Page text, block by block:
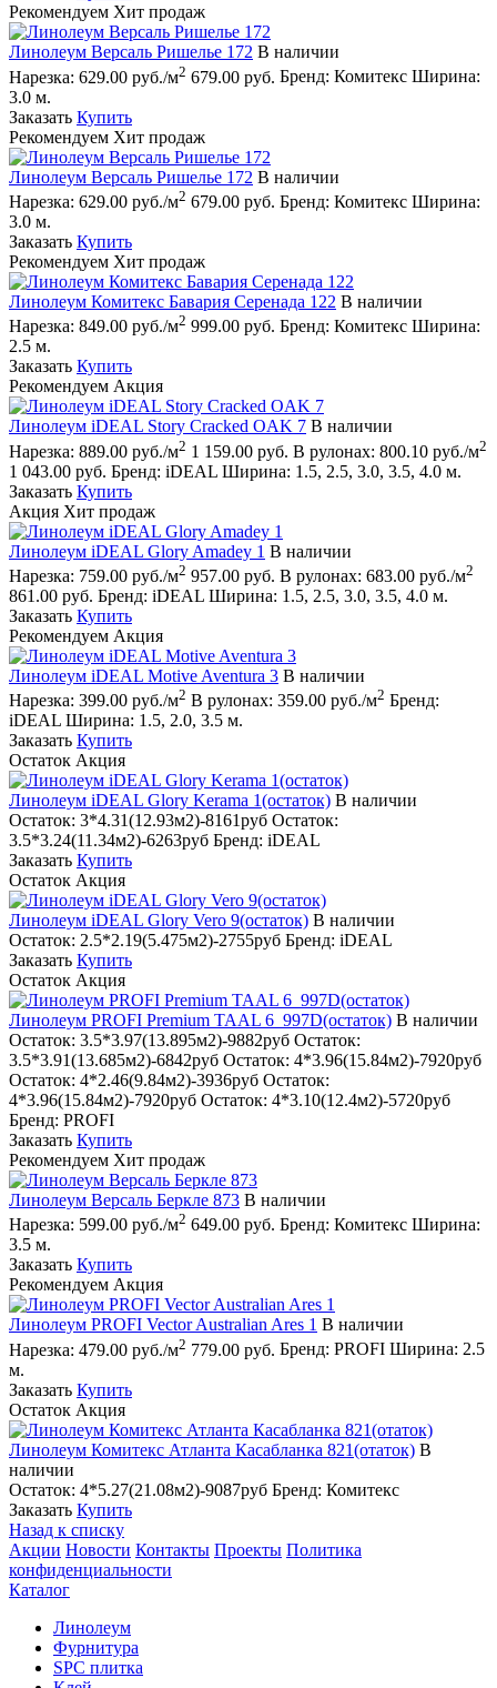
Рекомендуем Хит продаж
Линолеум Версаль Ришелье 172 В наличии
Нарезка: 629.00 руб./м2 679.00 руб. Бренд: Комитекс Ширина:
3.0 м.
Заказать Купить
Рекомендуем Хит продаж
Линолеум Версаль Ришелье 172 В наличии
Нарезка: 629.00 руб./м2 679.00 руб. Бренд: Комитекс Ширина:
3.0 м.
Заказать Купить
Рекомендуем Хит продаж
Линолеум Комитекс Бавария Серенада 122 В наличии
Нарезка: 849.00 руб./м2 999.00 руб. Бренд: Комитекс Ширина:
2.5 м.
Заказать Купить
Рекомендуем Акция
Линолеум iDEAL Story Cracked OAK 7 В наличии
Нарезка: 889.00 руб./м2 1 159.00 руб. В рулонах: 800.10 руб./м2
1 043.00 руб. Бренд: iDEAL Ширина: 1.5, 2.5, 3.0, 3.5, 4.0 м.
Заказать Купить
Акция Хит продаж
Линолеум iDEAL Glory Amadey 1 В наличии
Нарезка: 759.00 руб./м2 957.00 руб. В рулонах: 683.00 руб./м2
861.00 руб. Бренд: iDEAL Ширина: 1.5, 2.5, 3.0, 3.5, 4.0 м.
Заказать Купить
Рекомендуем Акция
Линолеум iDEAL Motive Aventura 3 В наличии
Нарезка: 399.00 руб./м2 В рулонах: 359.00 руб./м2 Бренд:
iDEAL Ширина: 1.5, 2.0, 3.5 м.
Заказать Купить
Остаток Акция
Линолеум iDEAL Glory Kerama 1(остаток) В наличии
Остаток: 3*4.31(12.93м2)-8161руб Остаток:
3.5*3.24(11.34м2)-6263руб Бренд: iDEAL
Заказать Купить
Остаток Акция
Линолеум iDEAL Glory Vero 9(остаток) В наличии
Остаток: 2.5*2.19(5.475м2)-2755руб Бренд: iDEAL
Заказать Купить
Остаток Акция
Линолеум PROFI Premium TAAL 6_997D(остаток) В наличии
Остаток: 3.5*3.97(13.895м2)-9882руб Остаток:
3.5*3.91(13.685м2)-6842руб Остаток: 4*3.96(15.84м2)-7920руб
Остаток: 4*2.46(9.84м2)-3936руб Остаток:
4*3.96(15.84м2)-7920руб Остаток: 4*3.10(12.4м2)-5720руб
Бренд: PROFI
Заказать Купить
Рекомендуем Хит продаж
Линолеум Версаль Беркле 873 В наличии
Нарезка: 599.00 руб./м2 649.00 руб. Бренд: Комитекс Ширина:
3.5 м.
Заказать Купить
Рекомендуем Акция
Линолеум PROFI Vector Australian Ares 1 В наличии
Нарезка: 479.00 руб./м2 779.00 руб. Бренд: PROFI Ширина: 2.5
м.
Заказать Купить
Остаток Акция
Линолеум Комитекс Атланта Касабланка 821(отаток) В
наличии
Остаток: 4*5.27(21.08м2)-9087руб Бренд: Комитекс
Заказать Купить
Назад к списку
Акции Новости Контакты Проекты Политика
конфиденциальности
Каталог
Линолеум
Фурнитура
SPC плитка